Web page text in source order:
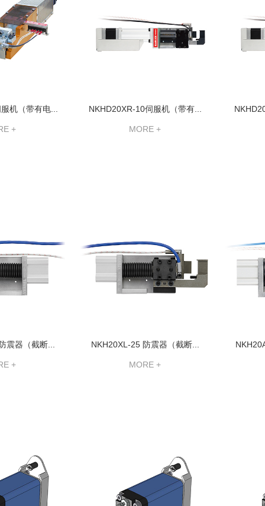
机（带有电...
+
NKHD20XR-10伺服机（带有...
MORE +
震器（截断...
+
NKH20XL-25 防震器（截断...
MORE +